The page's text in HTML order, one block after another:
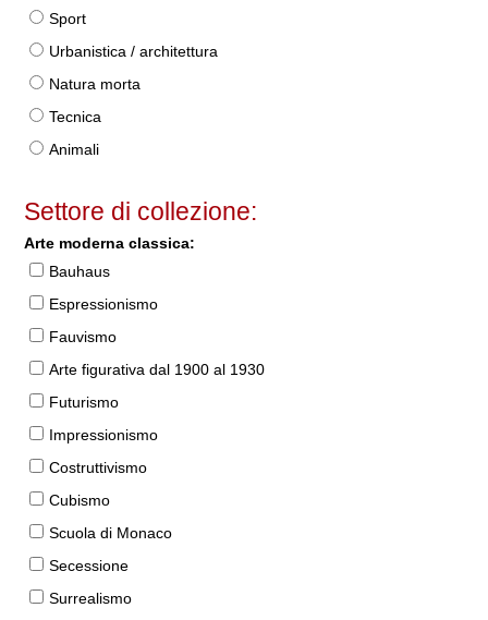
Sport
Urbanistica / architettura
Natura morta
Tecnica
Animali
Settore di collezione:
Arte moderna classica:
Bauhaus
Espressionismo
Fauvismo
Arte figurativa dal 1900 al 1930
Futurismo
Impressionismo
Costruttivismo
Cubismo
Scuola di Monaco
Secessione
Surrealismo